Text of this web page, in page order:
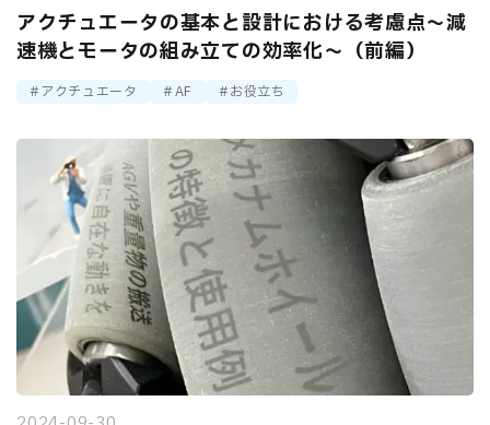
アクチュエータの基本と設計における考慮点～減
速機とモータの組み立ての効率化～（前編）
アクチュエータ AF お役立ち